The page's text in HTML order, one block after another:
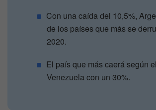
Con una caída del 10,5%,
de los países que más se
2020.
El país que más caerá según
Venezuela con un 30%.